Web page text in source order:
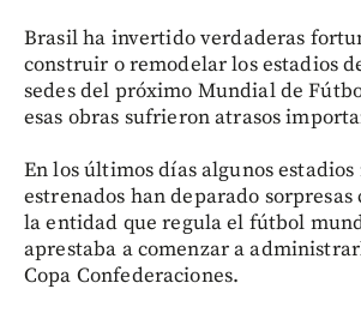
Brasil ha invertido verdaderas
construir o remodelar los estadios
sedes del próximo Mundial de
esas obras sufrieron atrasos
En los últimos días algunos
estrenados han deparado sorpresas
la entidad que regula el fútbol
aprestaba a comenzar a
Copa Confederaciones.